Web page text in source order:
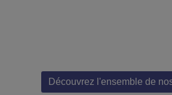
Découvrez l'ensemble de